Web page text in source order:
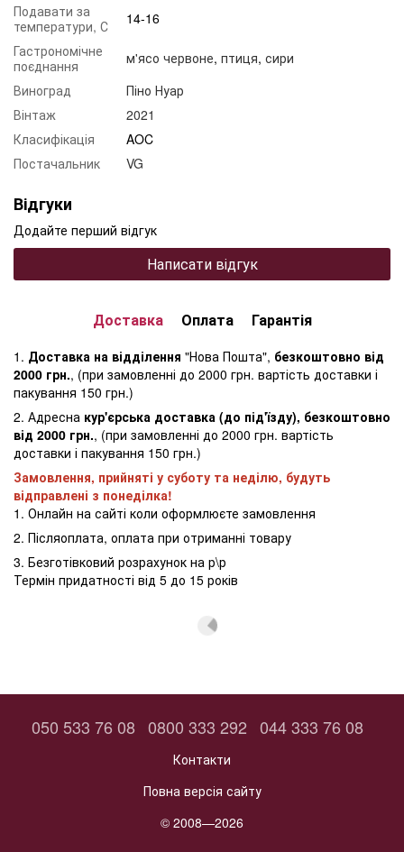
Подавати за
температури, С
14-16
Гастрономічне
поєднання
м'ясо червоне, птиця, сири
Виноград
Піно Нуар
Вінтаж
2021
Класифікація
AOC
Постачальник
VG
Відгуки
Додайте перший відгук
Написати відгук
Доставка Оплата Гарантія
1. Доставка на відділення "Нова Пошта", безкоштовно від
2000 грн., (при замовленні до 2000 грн. вартість доставки і
пакування 150 грн.)
2. Адресна кур'єрська доставка (до під'їзду), безкоштовно
від 2000 грн., (при замовленні до 2000 грн. вартість
доставки і пакування 150 грн.)
Замовлення, прийняті у суботу та неділю, будуть
відправлені з понеділка!
1. Онлайн на сайті коли оформлюєте замовлення
2. Післяоплата, оплата при отриманні товару
3. Безготівковий розрахунок на р\р
Термін придатності від 5 до 15 років
050 533 76 08 0800 333 292 044 333 76 08
Контакти
Повна версія сайту
© 2008—2026